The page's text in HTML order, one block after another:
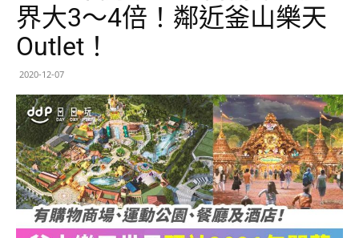
界大3～4倍！鄰近釜山樂天
Outlet！
2020-12-07